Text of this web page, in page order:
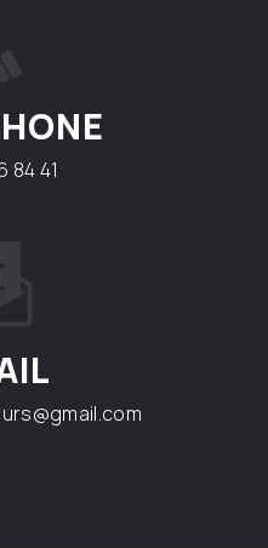
84 41